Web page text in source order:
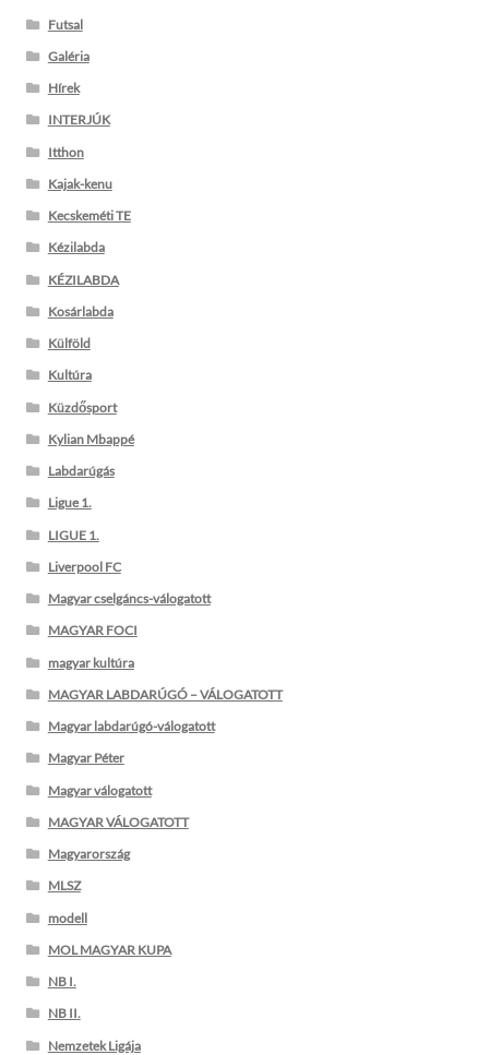
Futsal
Galéria
Hírek
INTERJÚK
Itthon
Kajak-kenu
Kecskeméti TE
Kézilabda
KÉZILABDA
Kosárlabda
Külföld
Kultúra
Küzdősport
Kylian Mbappé
Labdarúgás
Ligue 1.
LIGUE 1.
Liverpool FC
Magyar cselgáncs-válogatott
MAGYAR FOCI
magyar kultúra
MAGYAR LABDARÚGÓ – VÁLOGATOTT
Magyar labdarúgó-válogatott
Magyar Péter
Magyar válogatott
MAGYAR VÁLOGATOTT
Magyarország
MLSZ
modell
MOL MAGYAR KUPA
NB I.
NB II.
Nemzetek Ligája